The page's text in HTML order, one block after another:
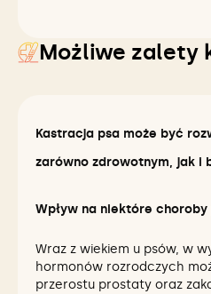
Możliwe zalety
Kastracja psa może być
zarówno zdrowotnym, jak i
Wpływ na niektóre
Wraz z wiekiem u psów, w
hormonów rozrodczych
przerostu prostaty oraz